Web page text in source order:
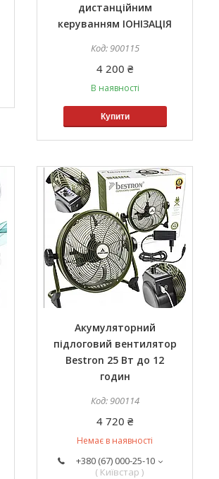
дистанційним
керуванням ІОНІЗАЦІЯ
900115
4 200 ₴
В наявності
Купити
Акумуляторний
підлоговий вентилятор
Bestron 25 Вт до 12
годин
900114
4 720 ₴
Немає в наявності
+380 (67) 000-25-10
( Київстар )